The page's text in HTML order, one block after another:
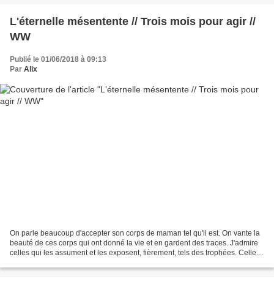
L'éternelle mésentente // Trois mois pour agir //
WW
Publié le 01/06/2018 à 09:13
Par Alix
On parle beaucoup d'accepter son corps de maman tel qu'il est. On vante la
beauté de ces corps qui ont donné la vie et en gardent des traces. J'admire
celles qui les assument et les exposent, fièrement, tels des trophées. Celles